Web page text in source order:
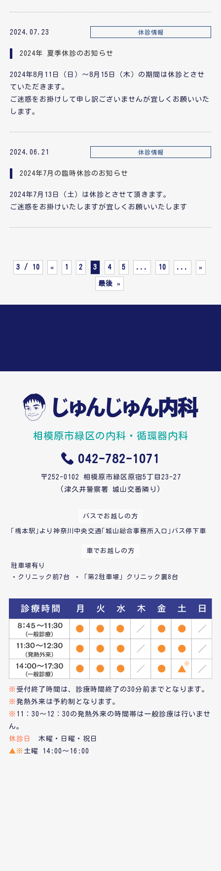
2024.07.23 休診情報
2024年 夏季休診のお知らせ
2024年8月11日（日）～8月15日（木）の期間は休診とさせ
ていただきます。
ご迷惑をお掛けして申し訳ございませんが宜しくお願いいた
します。
2024.06.21 休診情報
2024年7月の臨時休診のお知らせ
2024年7月13日（土）は休診とさせて頂きます。
ご迷惑をお掛けいたしますが宜しくお願いいたします
3 / 10 « 1 2 3 4 5 ... 10 ... »
最後 »
相模原市緑区の内科・循環器内科
042-782-1071
〒252-0102 相模原市緑区原宿5丁目23-27
(津久井警察署 城山交番隣り)
バスでお越しの方
｢橋本駅｣より神奈川中央交通｢城山総合事務所入口｣バス停下車
車でお越しの方
駐車場有り
・クリニック前7台 ・「第2駐車場」クリニック裏8台
※ 受付終了時間は、診療時間終了の30分前までとなります。
※発熱外来は予約制となります。
※ 11：30～12：30の発熱外来の時間帯は一般診療は行いませ
ん。
休診日
木曜・日曜・祝日
▲※ 土曜 14:00～16:00